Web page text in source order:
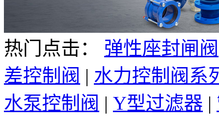
热门点击： 弹性座封闸阀
差控制阀 | 水力控制阀系
水泵控制阀 | Y型过滤器 |